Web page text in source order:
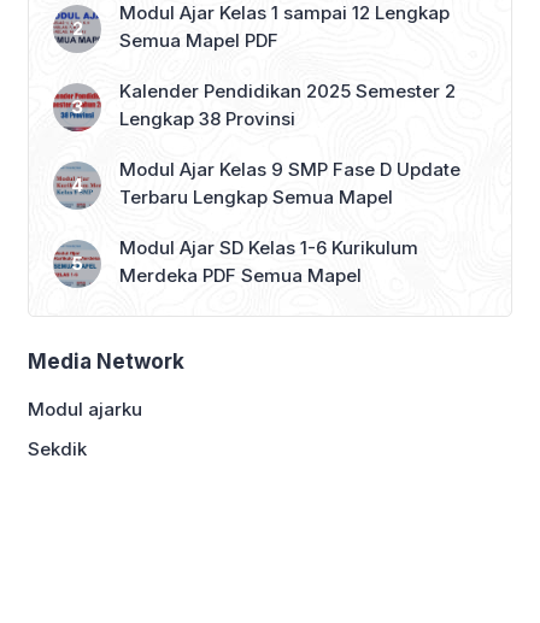
Modul Ajar Kelas 1 sampai 12 Lengkap
Semua Mapel PDF
Kalender Pendidikan 2025 Semester 2
Lengkap 38 Provinsi
Modul Ajar Kelas 9 SMP Fase D Update
Terbaru Lengkap Semua Mapel
Modul Ajar SD Kelas 1-6 Kurikulum
Merdeka PDF Semua Mapel
Media Network
Modul ajarku
Sekdik